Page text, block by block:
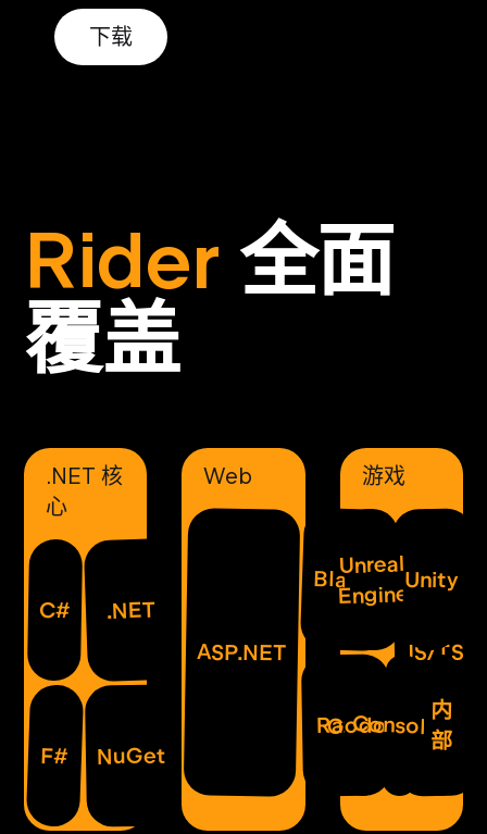
下载
Rider全面
覆盖
.NET 核
心
C# .NET
F# NuGet
Web
ASP.NET
Blazor
Razor
JS/TS
游戏
Unreal
Engine
Unity
Godot
Consoles
内
部